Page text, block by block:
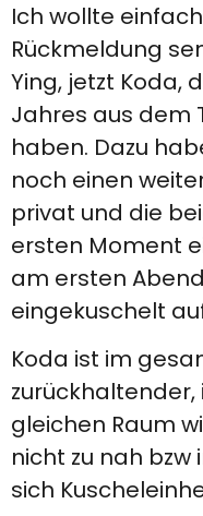
Ich wollte
Rückmeldung
Ying, jetzt Koda,
Jahres aus dem
haben. Dazu
noch einen
privat und die
ersten Moment
am ersten
eingekuschelt
Koda ist im
gleichen Raum
nicht zu nah
sich